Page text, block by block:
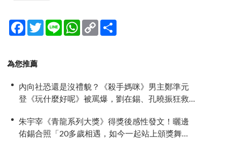
Facebook
TwitterLine WhatsApp
Copy
Link
為您推薦
內向社恐還是沒禮貌？《殺手媽咪》男主鄭準元
登《玩什麼好呢》被罵爆，劉在錫、孔曉振狂救
朱宇宰《青龍系列大獎》得獎後感性發文！曬邊
佑錫合照「20多歲相遇，如今一起站上頒獎舞